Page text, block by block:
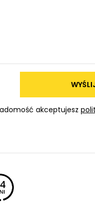
akceptujesz